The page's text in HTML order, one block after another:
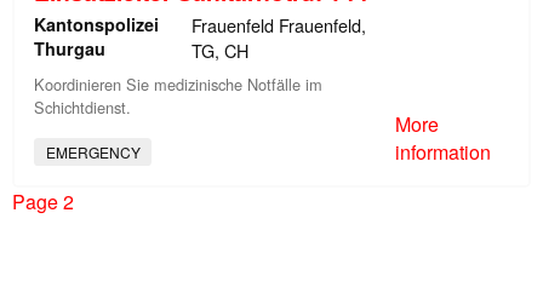
Kantonspolizei
Thurgau
Frauenfeld Frauenfeld,
TG, CH
Koordinieren Sie medizinische Notfälle im
Schichtdienst.
EMERGENCY
More
information
Page 2